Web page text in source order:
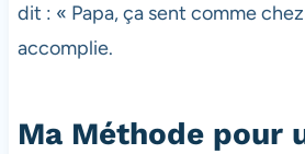
dit : « Papa, ça sent comme
accomplie.
Ma Méthode pour